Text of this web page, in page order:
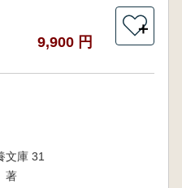
9,900 円
＋
文庫 31
著